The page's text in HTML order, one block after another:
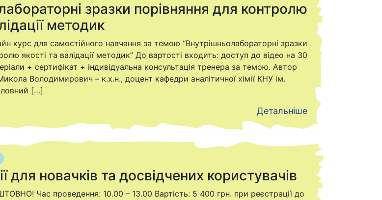
зразки порівняння для контролю
методик
курс для самостійного навчання за темою “Внутрішньолабораторні зразки
якості та валідації методик” До вартості входить: доступ до відео на 30
+ сертифікат + індивідуальна консультація тренера за темою. Автор
Володимирович – к.х.н., доцент кафедри аналітичної хімії КНУ ім.
[…]
Детальніше
для новачків та досвідчених користувачів
Час проведення: 10.00 – 13.00 Вартість: 5 400 грн. при реєстрації до